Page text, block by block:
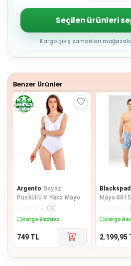
2
3
4
5
6
8
Seçilen ürünleri
Kargo çıkış zamanları
Benzer Ürünler
Argento Beyaz
Püsküllü V Yaka Mayo
(0)
Kargo Bedava
749 TL
Mayo
(
Kargo
2.199,95